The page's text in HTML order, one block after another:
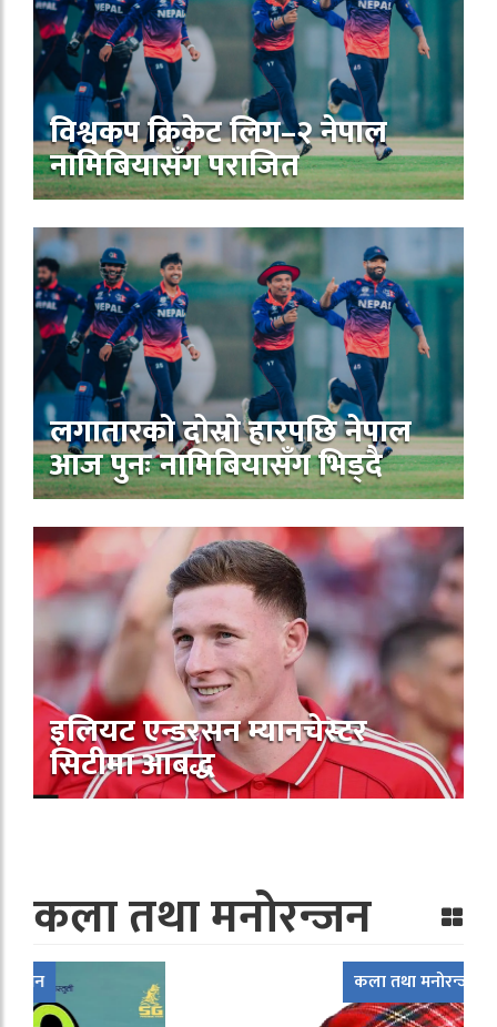
विश्वकप क्रिकेट लिग–२ नेपाल
नामिबियासँग पराजित
लगातारको दोस्रो हारपछि नेपाल
आज पुनः नामिबियासँग भिड्दै
इलियट एन्डरसन म्यानचेस्टर
सिटीमा आबद्ध
कला तथा मनोरन्जन
कला तथा मनोरन्जन